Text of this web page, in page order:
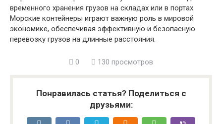
временного хранения грузов на складах или в портах.
Морские контейнеры играют важную роль в мировой
экономике, обеспечивая эффективную и безопасную
перевозку грузов на длинные расстояния.
0 130 просмотров
Понравилась статья? Поделиться с
друзьями: